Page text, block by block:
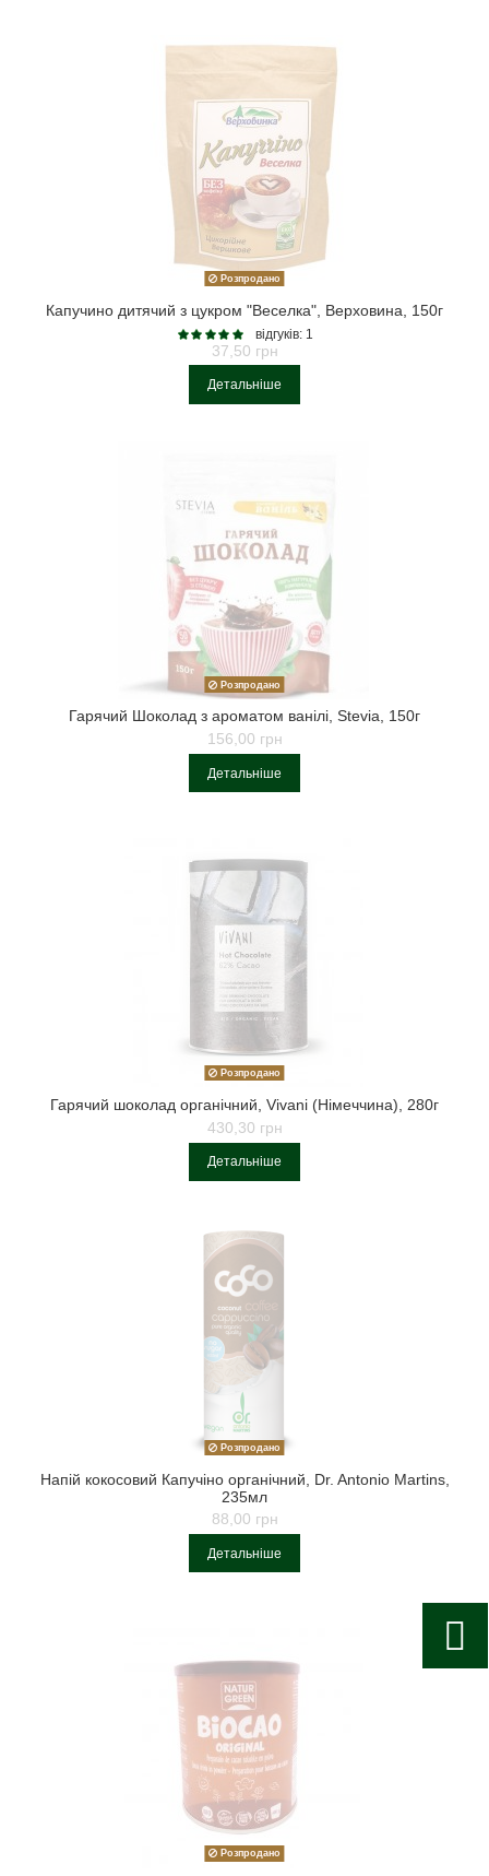
Розпродано
Капучино дитячий з цукром "Веселка", Верховина, 150г
відгуків: 1
37,50 грн
Детальніше
Розпродано
Гарячий Шоколад з ароматом ванілі, Stevia, 150г
156,00 грн
Детальніше
Розпродано
Гарячий шоколад органічний, Vivani (Німеччина), 280г
430,30 грн
Детальніше
Розпродано
Напій кокосовий Капучіно органічний, Dr. Antonio Martins,
235мл
88,00 грн
Детальніше
Розпродано